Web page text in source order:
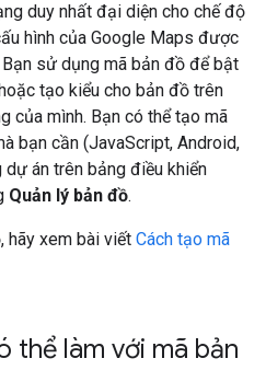
duy nhất đại diện cho chế độ
hình của Google Maps được
sử dụng mã bản đồ để bật
tạo kiểu cho bản đồ trên
của mình. Bạn có thể tạo mã
bạn cần (JavaScript, Android,
án trên bảng điều khiển
Quản lý bản đồ.
hãy xem bài viết Cách tạo mã
thể làm với mã bản